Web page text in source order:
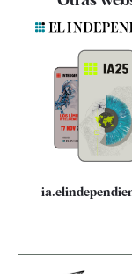
Quiénes somos
Especificaciones